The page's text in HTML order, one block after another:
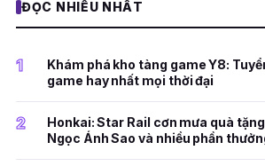
ĐỌC NHIỀU NHẤT
1
Khám phá kho tàng game Y8:
game hay nhất mọi thời đại
2
Honkai: Star Rail cơn mưa quà
Ngọc Ánh Sao và nhiều phần